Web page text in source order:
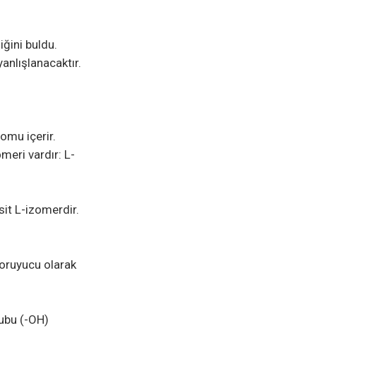
buldu.
içerir.
vardır: L-
L-izomerdir.
olarak
(-OH)